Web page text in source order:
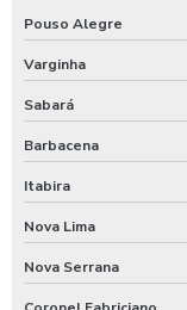
Lavagem de veículos
Limpa sider
Maquina de aplicar
Maquina para
Maquina para
Pouso Alegre
Varginha
Sabará
Barbacena
Itabira
Nova Lima
Nova Serrana